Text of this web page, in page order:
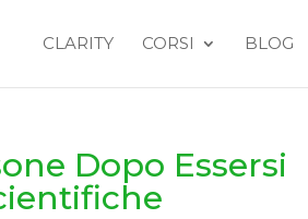
CLARITY CORSI BLOG
Dopo Essersi